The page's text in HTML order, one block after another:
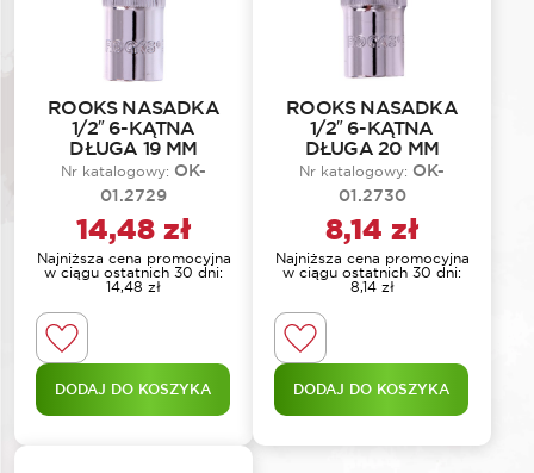
ROOKS NASADKA
1/2″ 6-KĄTNA
DŁUGA 19 MM
Nr katalogowy: OK-
01.2729
14,48 zł
Najniższa cena promocyjna
w ciągu ostatnich 30 dni:
14,48 zł
DODAJ DO KOSZYKA
ROOKS NASADKA
1/2″ 6-KĄTNA
DŁUGA 20 MM
Nr katalogowy: OK-
01.2730
8,14 zł
Najniższa cena promocyjna
w ciągu ostatnich 30 dni:
8,14 zł
DODAJ DO KOSZYKA